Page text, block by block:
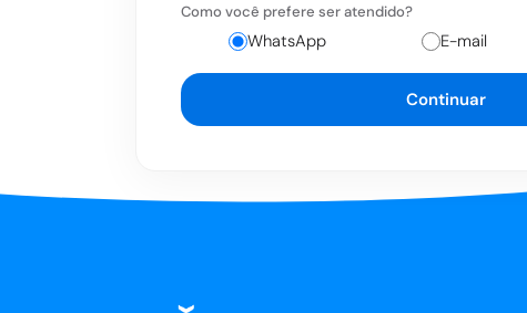
Como você prefere ser atendido?
WhatsApp E-mail
Continuar